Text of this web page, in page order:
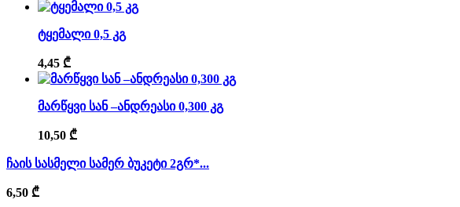
ტყემალი 0,5 კგ
4,45 ₾
მარწყვი სან –ანდრეასი 0,300 კგ
10,50 ₾
ჩაის სასმელი სამერ ბუკეტი 2გრ*...
6,50 ₾